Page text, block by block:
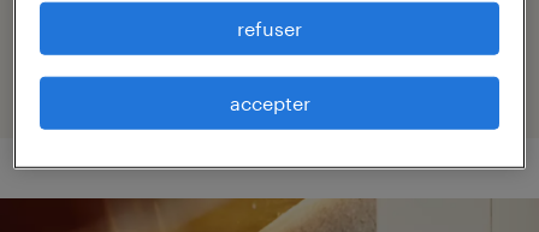
refuser
accepter